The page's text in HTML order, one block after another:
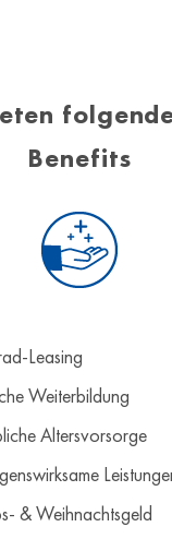
Benefits
Leasing
Weiterbildung
Altersvorsorge
& Weihnachtsgeld